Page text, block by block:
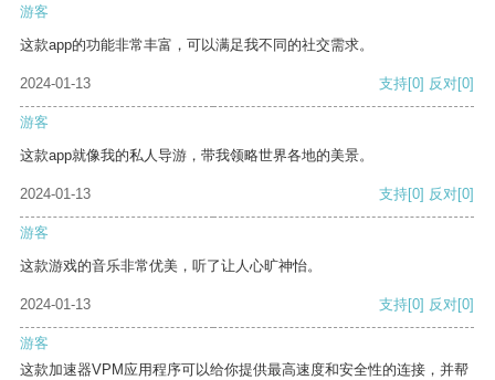
游客
这款app的功能非常丰富，可以满足我不同的社交需求。
2024-01-13 支持[0] 反对[0]
游客
这款app就像我的私人导游，带我领略世界各地的美景。
2024-01-13 支持[0] 反对[0]
游客
这款游戏的音乐非常优美，听了让人心旷神怡。
2024-01-13 支持[0] 反对[0]
游客
这款加速器VPM应用程序可以给你提供最高速度和安全性的连接，并帮